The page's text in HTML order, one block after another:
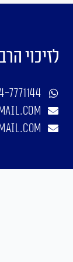
לזיכוי
054-7771144